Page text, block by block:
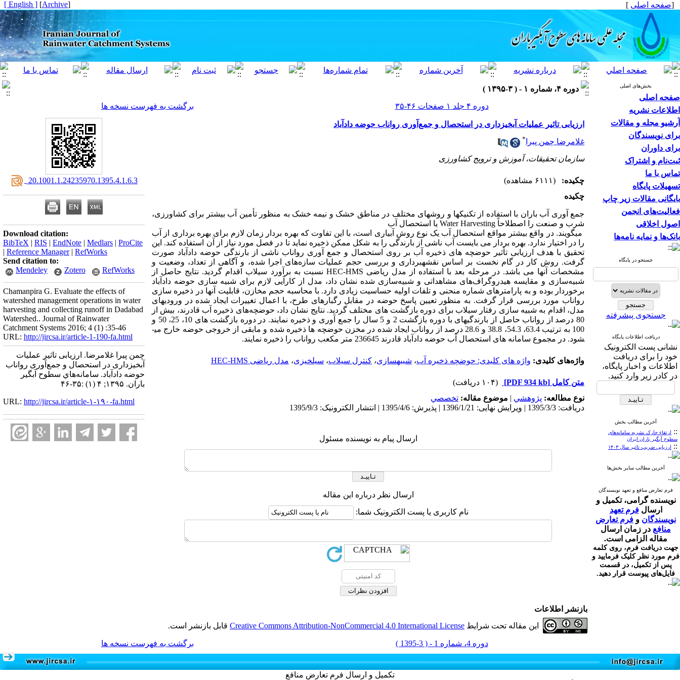
[صفحه اصلی ]
[
Archive
]
[ English ]
بخش‌های اصلی
صفحه اصلی
اطلاعات نشریه
آرشیو مجله و مقالات
برای نویسندگان
برای داوران
ثبت‌نام و اشتراک
تماس با ما
تسهیلات پایگاه
بایگانی مقالات زیر چاپ
فعالیت‌های انجمن
اصول اخلاقی
بانک‌ها و نمایه نامه‌ها
جستجو در پایگاه
جستجوی پیشرفته
دریافت اطلاعات پایگاه
نشانی پست الکترونیک
خود را برای دریافت
اطلاعات و اخبار پایگاه،
در کادر زیر وارد کنید.
آخرین مطالب بخش
:: ارتقاء چارک نشریه سامانه‌های
سطوح آبگیر باران ایران
:: ارزیابی ضریب تاثیر سال ۱۴۰۳
آخرین مطالب سایر بخش‌ها
فرم تعارض منافع و تعهد نویسندگان
نویسنده گرامی، تکمیل و
ارسالفرم تعهد
نویسندگان و فرم تعارض
منافع در زمان ارسال
مقاله الزامی است.
جهت دریافت فرم، روی کلمه
فرم مورد نظر کلیک فرمایید و
پس از تکمیل، در قسمت
فایل‌های پیوست قرار دهید.
دوره ۴، شماره ۱ - ( ۳-۱۳۹۵ )
دوره ۴ جلد ۱ صفحات ۴۶-۳۵
برگشت به فهرست نسخه ها
ارزیابی تاثیر عملیات آبخیزداری در استحصال و جمع‌آوری رواناب حوضه دادآباد
غلامرضا چمن پیرا *
سازمان تحقیقات، آموزش و ترویج کشاورزی
چکیده:
(۶۱۱۱ مشاهده)
چکیده
جمع ­آوری آب باران با استفاده از تکنیک­ها و روش­های مختلف در مناطق خشک و نیمه­ خشک به منظور تأمین آب بیشتر برای کشاورزی،
شرب و صنعت را اصطلاحاً Harvesting
Water یا استحصال آب
می­گویند. در واقع بیشتر مواقع استحصال آب یک نوع روش آبیاری است، با این تفاوت که بهره­ بردار زمان لازم برای بهره­ برداری از آب
را در اختیار ندارد. بهره ­بردار می­ بایست آب ناشی از بارندگی را به شکل ممکن ذخیره نماید تا در فصل مورد نیاز از آن استفاده کند. این
تحقیق با هدف ارزیابی تأثیر حوضچه­ های ذخیره آب بر روی استحصال و جمع آوری رواناب ناشی از بارندگی حوضه دادآباد صورت
گرفت. روش کار در گام نخست بر اساس نقشه­برداری و بررسی حجم عملیات سازههای اجرا شده، و آگاهی از تعداد، وضعیت و
مشخصات آن­ها می باشد. در مرحله بعد با استفاده از مدل ریاضی HEC-HMS نسبت به برآورد سیلاب اقدام گردید. نتایج حاصل از
شبیه‌سازی و مقایسه هیدروگراف‌های مشاهداتی و شبیه‌سازی شده نشان داد، مدل از کارآیی لازم برای شبیه­ سازی حوضه دادآباد
برخوردار بوده و به پارامترهای شماره منحنی و تلفات اولیه حساسیت زیادی دارد. با محاسبه حجم مخازن، قابلیت آن­ها در ذخیره­ سازی
رواناب مورد بررسی قرار گرفت. به منظور تعیین پاسخ حوضه در مقابل رگبارهای طرح، با اعمال تغییرات ایجاد شده در ورودی­های
مدل، اقدام به شبیه­ سازی رفتار سیلاب برای دوره بازگشت­ های مختلف گردید. نتایج نشان داد، حوضچه‌های ذخیره آب قادرند، بیش از
80 درصد از رواناب حاصل از بارندگی­های با دوره بازگشت 2 و 5 سال را جمع ­آوری و ذخیره نمایند. در دوره بازگشت های 10، 25، 50 و
100 به ترتیب 63.4، 54.3، 38.8 و 28.6 درصد از رواناب ایجاد شده در مخزن حوضچه­ ها ذخیره شده و مابقی از خروجی حوضه خارج می­
شود. در مجموع سامانه­ های استحصال آب حوضه دادآباد قادرند 236645 متر مکعب رواناب را ذخیره ‌نمایند.
واژه‌های کلیدی: واژه­ های کلیدی: حوضچه ذخیره آب، شبیه­سازی، کنترل سیلاب، سیل‍خیزی، مدل ریاضی HEC-HMS
متن کامل [PDF 934 kb]
(۱۰۴ دریافت)
نوع مطالعه: پژوهشي | موضوع مقاله: تخصصي
دریافت: 1395/3/3 | ویرایش نهایی: 1396/1/21 | پذیرش: 1395/4/6 | انتشار الکترونیک: 1395/9/3
ارسال پیام به نویسنده مسئول
ارسال نظر درباره این مقاله
نام کاربری یا پست الکترونیک شما:
‎ 20.1001.1.24235970.1395.4.1.6.3
Download citation:
BibTeX | RIS | EndNote | Medlars | ProCite
| Reference Manager| RefWorks
Send citation to:
Mendeley
Zotero RefWorks
Chamanpira G. Evaluate the effects of
watershed management operations in water
harvesting and collecting runoff in Dadabad
Watershed.. Journal of Rainwater
Catchment Systems 2016; 4 (1) :35-46
URL: http://jircsa.ir/article-1-190-fa.html
چمن پیرا غلامرضا. ارزیابی تاثیر عملیات
آبخیزداری در استحصال و جمع‌آوری رواناب
حوضه دادآباد. سامانه‌هاي سطوح آبگير
باران. ۱۳۹۵; ۴ (۱) :۳۵-۴۶
URL: http://jircsa.ir/article-۱-۱۹۰-fa.html
بازنشر اطلاعات
این مقاله تحت شرایط Creative Commons Attribution-NonCommercial 4.0 International License قابل بازنشر است.
دوره 4، شماره 1 - ( 3-1395 ) برگشت به فهرست نسخه ها
تکمیل و ارسال فرم تعارض منافع